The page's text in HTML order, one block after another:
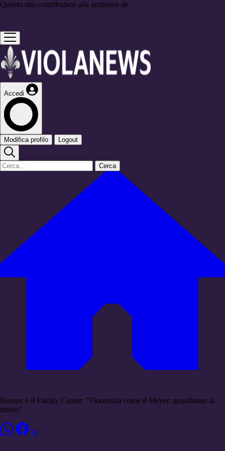
Questo sito contribuisce alla audience de
Accedi
Modifica profilo Logout
Cerca
Barone e il Family Center: "Fiorentina come il Meyer: guardiamo al
futuro"